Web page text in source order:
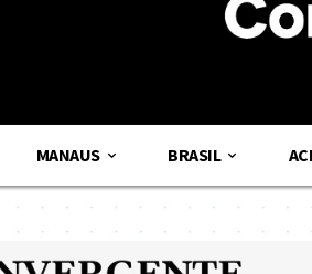
MANAUS BRASIL